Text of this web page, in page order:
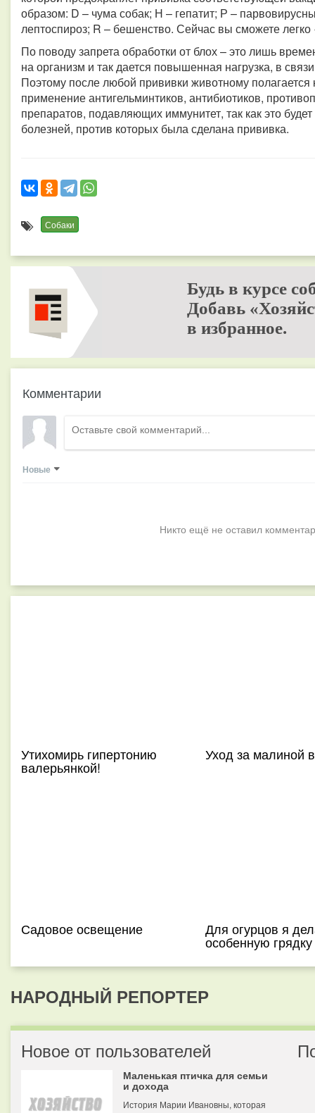
образом: D – чума собак; Н – гепатит; Р –
лептоспироз; R – бешенство. Сейчас вы сможете
По поводу запрета обработки от блох – это лишь
на организм и так дается повышенная нагрузка, в
Поэтому после любой прививки животному
применение антигельминтиков, антибиотиков,
препаратов, подавляющих иммунитет, так как это
болезней, против которых была сделана прививка.
Собаки
Будь в курсе
Добавь
в избранное.
Комментарии
Новые
Никто ещё не оставил
Утихомирь гипертонию
валерьянкой!
Уход за малиной
Садовое освещение Для огурцов я
особенную грядку
НАРОДНЫЙ РЕПОРТЕР
Новое от пользователей
Маленькая птичка для семьи
и дохода
История Марии Ивановны, которая